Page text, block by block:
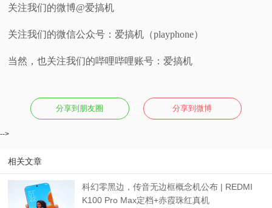
关注我们的微博@爱搞机
关注我们的微信公众号：爱搞机（playphone）
当然，也关注我们的哔哩哔哩账号：爱搞机
分享到朋友圈 分享到微博
-->
相关文章
科幻零黑边，传音无边框概念机公布 | REDMI
K100 Pro Max定档+赤霞珠红真机